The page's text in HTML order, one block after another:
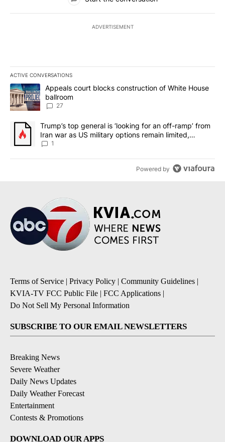
ADVERTISEMENT
ACTIVE CONVERSATIONS
The following is a list of the most commented articles in the last
A trending article titled "Appeals court blocks construction of
Appeals court blocks construction of White House
ballroom
27
A trending article titled "Trump’s top general is ‘looking for an
Trump’s top general is ‘looking for an off-ramp’ from
Iran war as US military options remain limited,
sources say
1
Powered by
Terms of Service | Privacy Policy | Community Guidelines |
KVIA-TV FCC Public File | FCC Applications |
Do Not Sell My Personal Information
SUBSCRIBE TO OUR EMAIL NEWSLETTERS
Breaking News
Severe Weather
Daily News Updates
Daily Weather Forecast
Entertainment
Contests & Promotions
DOWNLOAD OUR APPS